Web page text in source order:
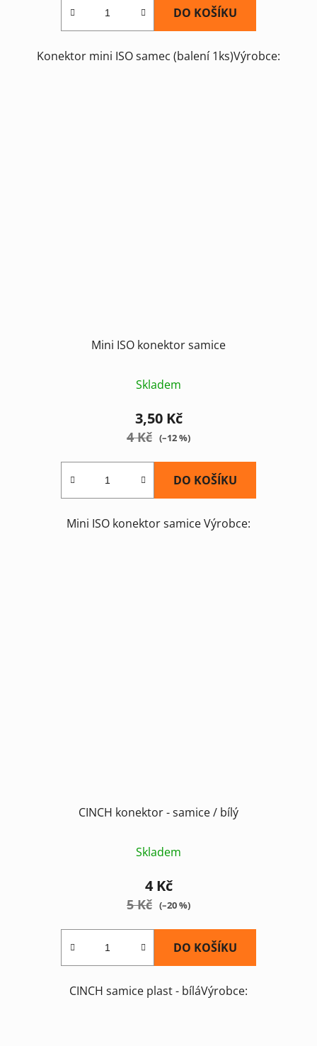
DO KOŠÍKU
Konektor mini ISO samec (balení 1ks)Výrobce:
Mini ISO konektor samice
Skladem
3,50 Kč
4 Kč (–12 %)
DO KOŠÍKU
Mini ISO konektor samice Výrobce:
CINCH konektor - samice / bílý
Skladem
4 Kč
5 Kč (–20 %)
DO KOŠÍKU
CINCH samice plast - bíláVýrobce: